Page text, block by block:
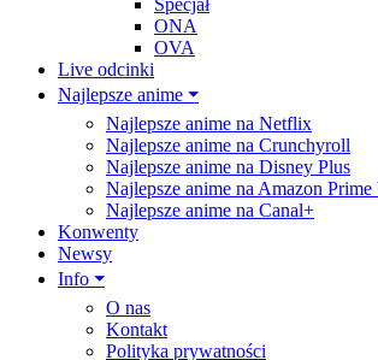
Specjał
ONA
OVA
Live odcinki
Najlepsze anime ⏷
Najlepsze anime na Netflix
Najlepsze anime na Crunchyroll
Najlepsze anime na Disney Plus
Najlepsze anime na Amazon
Najlepsze anime na Canal+
Konwenty
Newsy
Info ⏷
O nas
Kontakt
Polityka prywatności